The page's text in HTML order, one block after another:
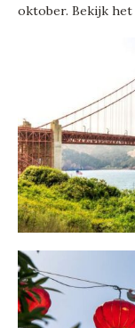
oktober. Bekijk het